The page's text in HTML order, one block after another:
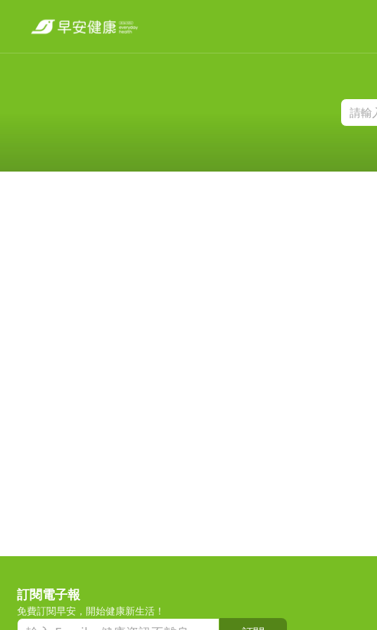
訂閱電子報
免費訂閱早安，開始健康新生活！